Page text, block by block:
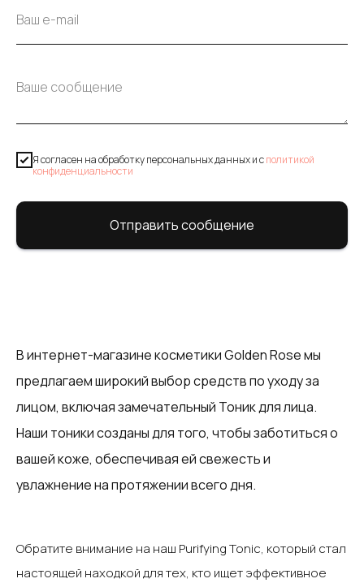
Я согласен на обработку персональных данных и cполитикой
конфиденциальности
Отправить сообщение
В интернет-магазине косметики Golden Rose мы
предлагаем широкий выбор средств по уходу за
лицом, включая замечательный Тоник для лица.
Наши тоники созданы для того, чтобы заботиться о
вашей коже, обеспечивая ей свежесть и
увлажнение на протяжении всего дня. ‍
Обратите внимание на наш Purifying Tonic, который стал
настоящей находкой для тех, кто ищет эффективное